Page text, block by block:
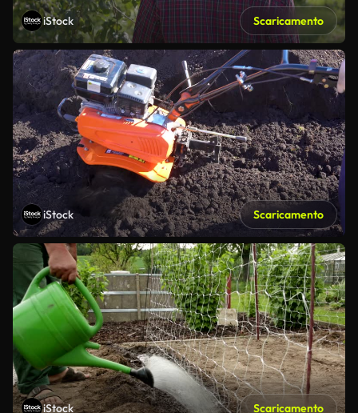
iStock Scaricamento
iStock Scaricamento
iStock Scaricamento